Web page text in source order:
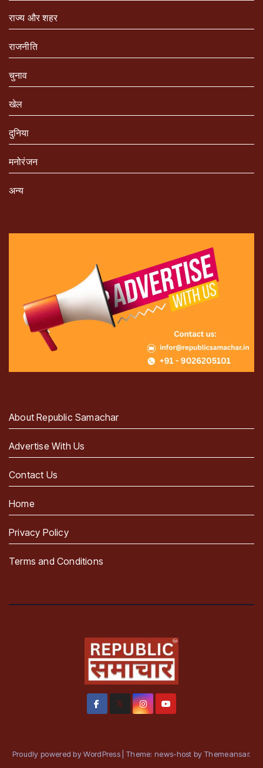
राज्य और शहर
राजनीति
चुनाव
खेल
दुनिया
मनोरंजन
अन्य
About Republic Samachar
Advertise With Us
Contact Us
Home
Privacy Policy
Terms and Conditions
Proudly powered by WordPress Theme: news-host by Themeansar.